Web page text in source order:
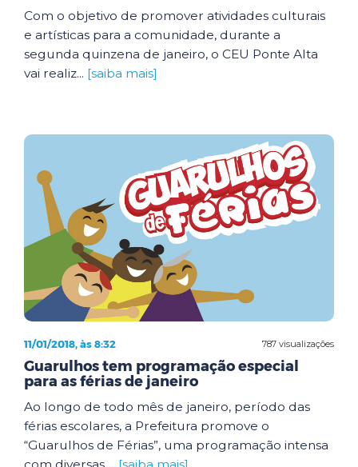
Com o objetivo de promover atividades culturais
e artísticas para a comunidade, durante a
segunda quinzena de janeiro, o CEU Ponte Alta
vai realiz... [saiba mais]
787 visualizações
11/01/2018, às 8:32
Guarulhos tem programação especial
para as férias de janeiro
Ao longo de todo mês de janeiro, período das
férias escolares, a Prefeitura promove o
“Guarulhos de Férias”, uma programação intensa